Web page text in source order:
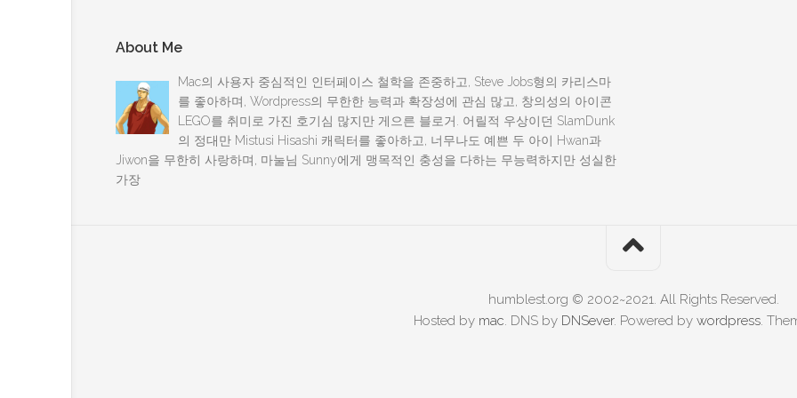
About Me
Mac의 사용자 중심적인 인터페이스 철학을 존중하고, Steve Jobs형의 카리스마
를 좋아하며, Wordpress의 무한한 능력과 확장성에 관심 많고, 창의성의 아이콘
LEGO를 취미로 가진 호기심 많지만 게으른 블로거. 어릴적 우상이던 SlamDunk
의 정대만 Mistusi Hisashi 캐릭터를 좋아하고, 너무나도 예쁜 두 아이 Hwan과
Jiwon을 무한히 사랑하며, 마눌님 Sunny에게 맹목적인 충성을 다하는 무능력하지만 성실한
가장
humblest.org © 2002~2021. All Rights Reserved.
Hosted by mac. DNS by DNSever. Powered by wordpress.